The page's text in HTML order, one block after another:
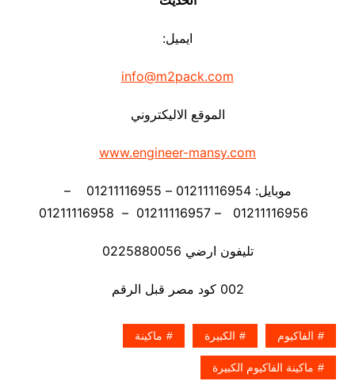
ايميل:
info@m2pack.com
الموقع الاليكتروني
www.engineer-mansy.com
موبايل: 01211116954 – 01211116955 –
تليفون ارضي 0225880056
002 كود مصر قبل الرقم
الفاكيوم الكبيرة ماكينة
ماكينة الفاكيوم الكبيرة